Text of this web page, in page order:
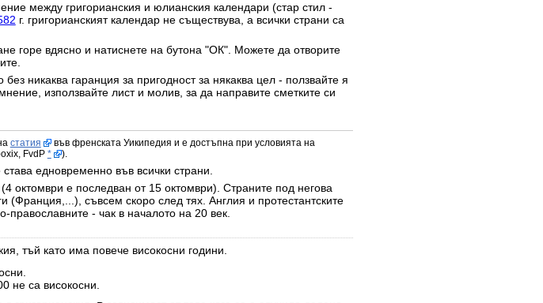
между григорианския и юлианския календари (стар стил -
г. григорианският календар не съществува, а всички страни са
горе вдясно и натиснете на бутона "ОК". Можете да отворите
никаква гаранция за пригодност за някаква цел - ползвайте я
използвайте лист и молив, за да направите сметките си
статия
във френската Уикипедия и е достъпна при условията на
FvdP * ).
едновременно във всички страни.
(4 октомври е последван от 15 октомври). Страните под негова
съвсем скоро след тях. Англия и протестантските
православните - чак в началото на 20 век.
тъй като има повече високосни години.
не са високосни.